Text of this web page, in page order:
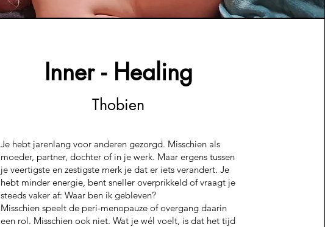
Inner - Healing
Thobien
Je hebt jarenlang voor anderen gezorgd. Misschien als
moeder, partner, dochter of in je werk. Maar ergens tussen
je veertigste en zestigste merk je dat er iets verandert. Je
hebt minder energie, bent sneller overprikkeld of vraagt je
steeds vaker af: Waar ben ík gebleven?
Misschien speelt de peri-menopauze of overgang daarin
een rol. Misschien ook niet. Wat je wél voelt, is dat het tijd